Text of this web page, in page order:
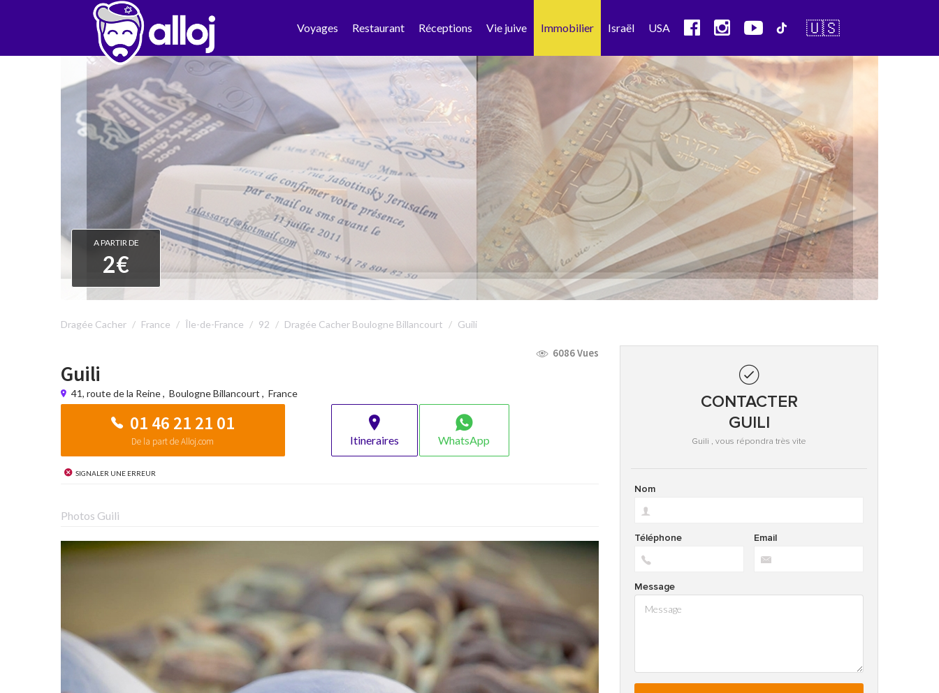
Voyages Restaurant Réceptions Vie juive Immobilier Israël USA 🇺🇸
A PARTIR DE
2€
Dragée Cacher France Île-de-France 92 Dragée Cacher Boulogne Billancourt Guili
6086 Vues
Guili
41, route de la Reine, Boulogne Billancourt , France
01 46 21 21 01
De la part de Alloj.com Itineraires WhatsApp
Signaler une erreur
Photos Guili
CONTACTER
GUILI
Guili , vous répondra très vite
Nom
Email
Téléphone
Message